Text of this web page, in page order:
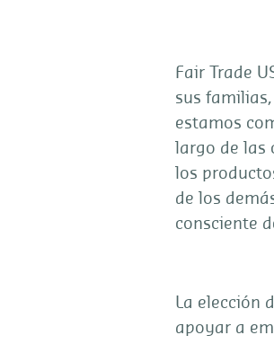
Fair Trade
sus
estamos
largo de las
los
de los
consciente
La elección
apoyar a